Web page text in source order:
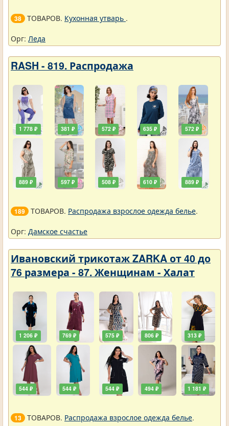
38 ТОВАРОВ. Кухонная утварь .
Орг: Леда
RASH - 819. Распродажа
1 778 ₽
889 ₽
381 ₽
597 ₽
572 ₽
508 ₽
635 ₽
610 ₽
572 ₽
889 ₽
189 ТОВАРОВ. Распродажа взрослое одежда белье.
Орг: Дамское счастье
Ивановский трикотаж ZARKA от 40 до
76 размера - 87. Женщинам - Халат
1 206 ₽
544 ₽
769 ₽
544 ₽
575 ₽
544 ₽
806 ₽
494 ₽
313 ₽
1 181 ₽
13 ТОВАРОВ. Распродажа взрослое одежда белье.